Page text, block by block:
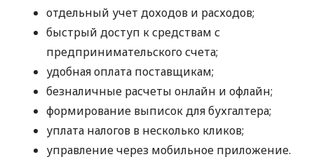
отдельный учет доходов и расходов;
быстрый доступ к средствам с
предпринимательского счета;
удобная оплата поставщикам;
безналичные расчеты онлайн и офлайн;
формирование выписок для бухгалтера;
уплата налогов в несколько кликов;
управление через мобильное приложение.